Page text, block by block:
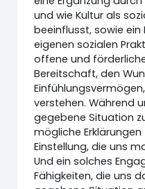
und wie Kultur als
beeinflusst, sowie ein
eigenen sozialen
offene und
Bereitschaft, den
verstehen. Während
gegebene Situation
mögliche
Einstellung, die uns
Und ein solches
Fähigkeiten, die uns